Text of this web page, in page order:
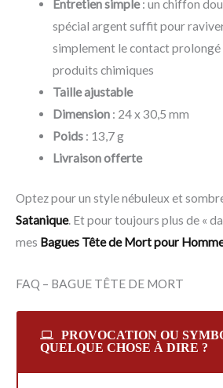
Entretien simple: un chiffon
spécial argent suffit pour
simplement le contact prolongé
produits chimiques
Taille ajustable
Dimension: 24 x 30,5 mm
Poids: 13,7 g
Livraison offerte
Optez pour un style nébuleux et
Satanique. Et pour toujours plus de «
mes Bagues Tête de Mort pour
FAQ – BAGUE TÊTE DE MORT
PROVOCATION OU
QUELQUE CHOSE À DIRE ?